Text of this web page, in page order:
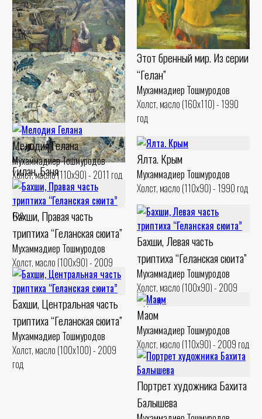
Этот бренный мир. Из серии
“Гелан”
Мухаммадиер Тошмуродов
Холст, масло (160x110) - 1990
год
Портрет Жумаокына
Мухаммадиер Тошмуродов
Холст, масло (124x151) - 1985
год
Гилан Будни
Мухаммадиер Тошмуродов
Холст, масло (90x130) - 1994 год
Гилан. Баня
Мухаммадиер Тошмуродов
Холст, масло (150x150) - 1998
год
Мелодия Гелана
Мухаммадиер Тошмуродов
Холст, масло (110x90) - 2011 год
Ялта. Крым
Мухаммадиер Тошмуродов
Холст, масло (110x90) - 1990 год
Бахши, Правая часть
триптиха “Геланская сюита”
Мухаммадиер Тошмуродов
Холст, масло (100x90) - 2009
год
Бахши, Левая часть
триптиха “Геланская сюита”
Мухаммадиер Тошмуродов
Холст, масло (100x90) - 2009
год
Бахши, Центральная часть
триптиха “Геланская сюита”
Мухаммадиер Тошмуродов
Холст, масло (100x100) - 2009
год
Мақом
Мухаммадиер Тошмуродов
Холст, масло (110x90) - 2009 год
Портрет художника Бахита
Балышева